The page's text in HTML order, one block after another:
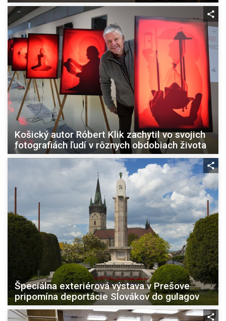
Košický autor Róbert Klik zachytil vo svojich
fotografiách ľudí v rôznych obdobiach života
Špeciálna exteriérová výstava v Prešove
pripomína deportácie Slovákov do gulagov